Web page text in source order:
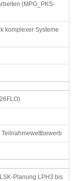
(MPG_PKS-
komplexer Systeme
Planung LPH3 bis